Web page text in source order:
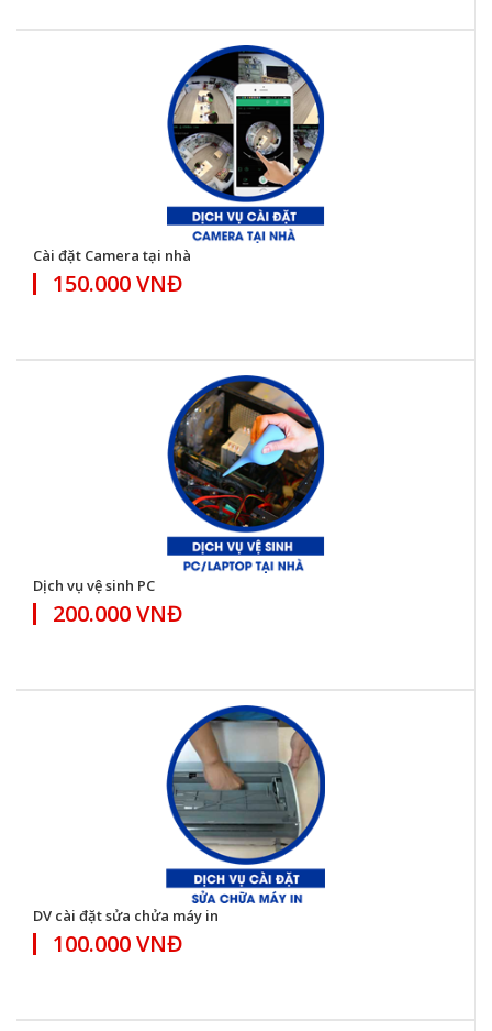
Cài đặt Camera tại nhà
150.000 VNĐ
Dịch vụ vệ sinh PC
200.000 VNĐ
DV cài đặt sửa chửa máy in
100.000 VNĐ